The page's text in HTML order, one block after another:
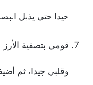
جيدا حتى يذبل
قومي بتصفية الأرز
وقلبي جيدا، ثم